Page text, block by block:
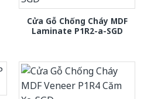
Cửa Gỗ Chống Cháy MDF
Laminate P1R2-a-SGD